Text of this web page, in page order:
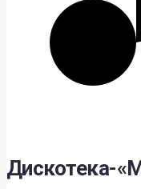
Дискотека-